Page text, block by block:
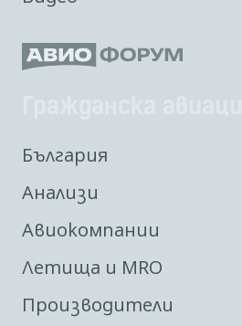
България
Анализи
Авиокомпании
Летища и MRO
Производители